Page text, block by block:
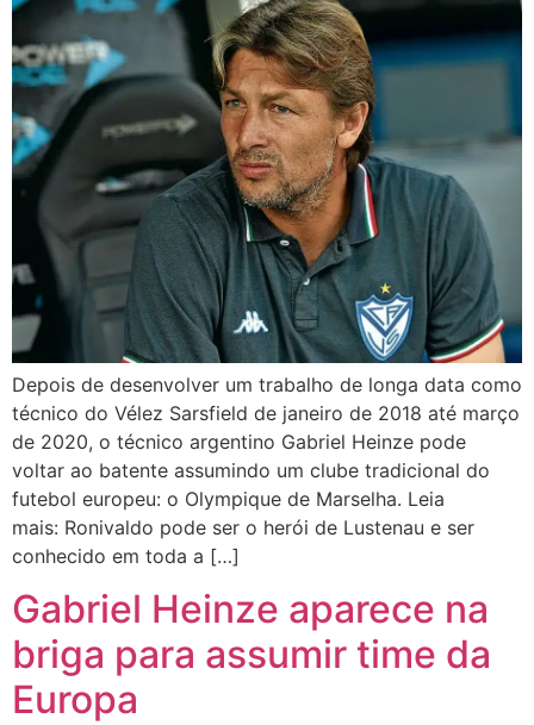
Depois de desenvolver um trabalho de longa data como
técnico do Vélez Sarsfield de janeiro de 2018 até março
de 2020, o técnico argentino Gabriel Heinze pode
voltar ao batente assumindo um clube tradicional do
futebol europeu: o Olympique de Marselha. Leia
mais: Ronivaldo pode ser o herói de Lustenau e ser
conhecido em toda a […]
Gabriel Heinze aparece na
briga para assumir time da
Europa